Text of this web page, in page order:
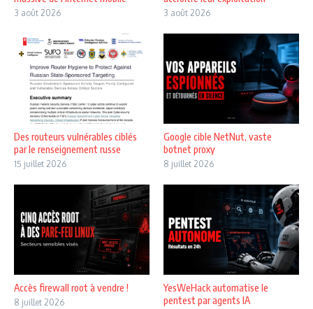
3 août 2026 3 août 2026
Des routeurs vulnérables ciblés
par le renseignement russe
15 juillet 2026
Google cible NetNut, vaste
botnet proxy
8 juillet 2026
Accès firewall root à vendre !
8 juillet 2026
YesWeHack automatise le
pentest par agents IA